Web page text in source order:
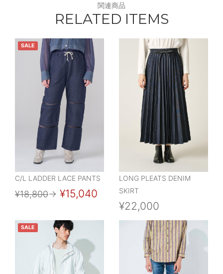
関連商品
RELATED ITEMS
SALE
C/L LADDER LACE PANTS
¥18,800→ ¥15,040
LONG PLEATS DENIM
SKIRT
¥22,000
SALE